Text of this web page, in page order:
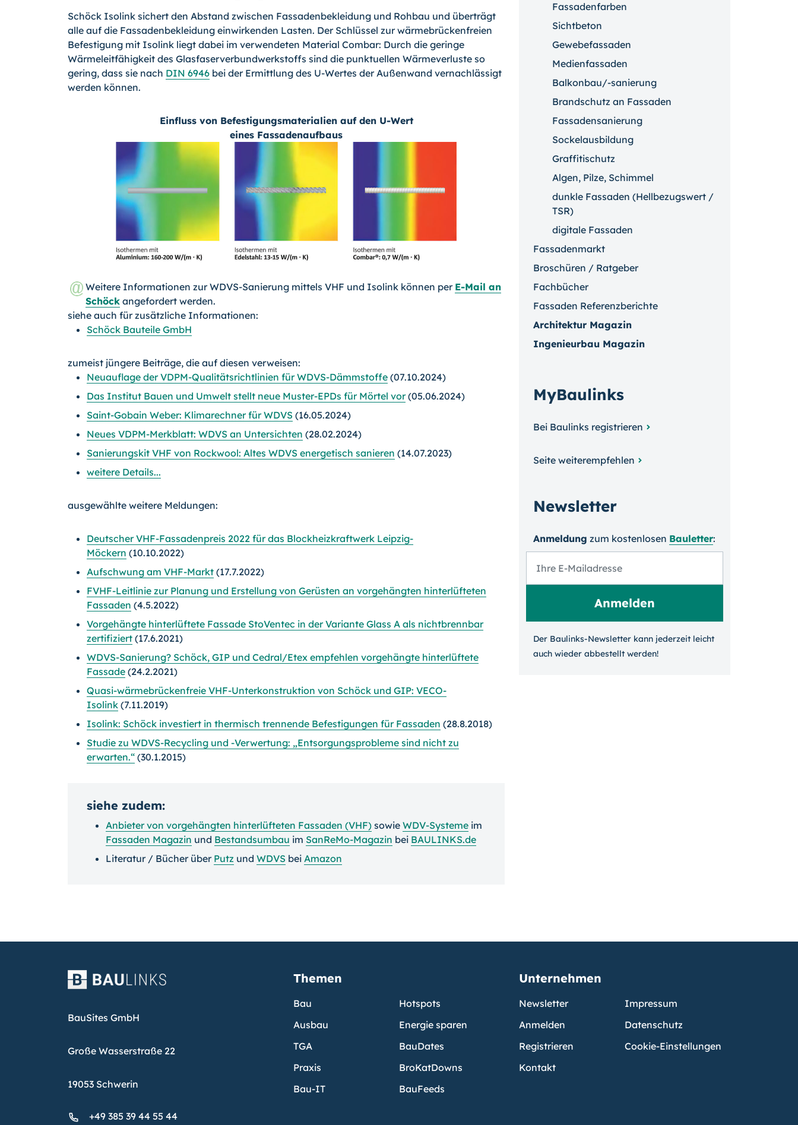
Schöck Isolink sichert den Abstand zwischen Fassadenbekleidung und Rohbau und überträgt
alle auf die Fassadenbekleidung einwirkenden Lasten. Der Schlüssel zur wärmebrückenfreien
Befestigung mit Isolink liegt dabei im verwendeten Material Combar: Durch die geringe
Wärmeleitfähigkeit des Glasfaserverbundwerkstoffs sind die punktuellen Wärmeverluste so
gering, dass sie nach DIN 6946 bei der Ermittlung des U-Wer­tes der Außenwand vernachlässigt
werden können.
Einfluss von Befestigungsmaterialien auf den U-Wert
eines Fassadenaufbaus
Weitere Informationen zur WDVS-Sanierung mittels VHF und Isolink können per E-Mail an
Schöck angefordert werden.
siehe auch für zusätzliche Informationen:
Schöck Bauteile GmbH
zumeist jüngere Beiträge, die auf diesen verweisen:
Neuauflage der VDPM-Qualitätsrichtlinien für WDVS-Dämmstoffe (07.10.2024)
Das Institut Bauen und Umwelt stellt neue Muster-EPDs für Mörtel vor(05.06.2024)
Saint-Gobain Weber: Klimarechner für WDVS (16.05.2024)
Neues VDPM-Merkblatt: WDVS an Untersichten (28.02.2024)
Sanierungskit VHF von Rockwool: Altes WDVS energetisch sanieren (14.07.2023)
weitere Details...
ausgewählte weitere Meldungen:
Deutscher VHF-Fassadenpreis 2022 für das Blockheizkraftwerk Leipzig-
Möckern (10.10.2022)
Aufschwung am VHF-Markt (17.7.2022)
FVHF-Leitlinie zur Planung und Erstellung von Gerüsten an vorgehängten hinterlüfteten
Fassaden (4.5.2022)
Vorgehängte hinterlüftete Fassade StoVentec in der Variante Glass A als nichtbrennbar
zertifiziert (17.6.2021)
WDVS-Sanierung? Schöck, GIP und Cedral/Etex empfehlen vorgehängte hinterlüftete
Fassade (24.2.2021)
Quasi-wärmebrückenfreie VHF-Unterkonstruktion von Schöck und GIP: VECO-
Isolink (7.11.2019)
Isolink: Schöck investiert in thermisch trennende Befestigungen für Fassaden (28.8.2018)
Studie zu WDVS-Recycling und -Verwertung: „Entsorgungsprobleme sind nicht zu
erwarten.“ (30.1.2015)
siehe zudem:
Anbieter von vorgehängten hinterlüfteten Fassaden (VHF) sowie WDV-Systeme im
Fassaden Magazin und Bestandsumbau im SanReMo-Magazin bei BAULINKS.de
Literatur / Bücher über Putz und WDVS bei Amazon
Fassadenfarben
Sichtbeton
Gewebefassaden
Medienfassaden
Balkonbau/-sanierung
Brandschutz an Fassaden
Fassadensanierung
Sockelausbildung
Graffitischutz
Algen, Pilze, Schimmel
dunkle Fassaden (Hellbezugswert /
TSR)
digitale Fassaden
Fassadenmarkt
Broschüren / Ratgeber
Fachbücher
Fassaden Referenzberichte
Architektur Magazin
Ingenieurbau Magazin
MyBaulinks
Bei Baulinks registrieren
Seite weiterempfehlen
Newsletter
Anmeldung zum kosten­losen Bauletter:
Der Baulinks-Newsletter kann jeder­zeit leicht
auch wieder ab­bestellt werden!
BauSites GmbH
Große Wasserstraße 22
19053 Schwerin
+49 385 39 44 55 44
Themen
Bau
Ausbau
TGA
Praxis
Bau-IT
Hotspots
Energie sparen
BauDates
BroKatDowns
BauFeeds
Unternehmen
Newsletter
Anmelden
Registrieren
Kontakt
Impressum
Datenschutz
Cookie-Einstellungen